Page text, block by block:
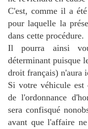
C'est, comme il a
pour laquelle la
dans cette procédure.
Il pourra ainsi
déterminant puisque
droit français) n'aura
Si votre véhicule est
de l'ordonnance
sera confisqué
avant que l'affaire